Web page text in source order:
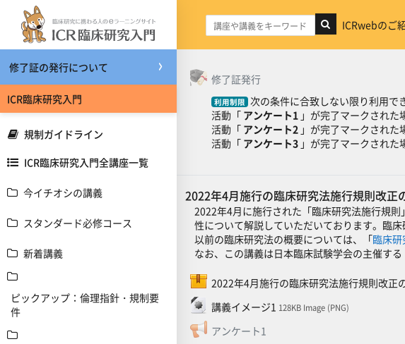
メインコンテンツへスキップする
修了証の発行について
ICR臨床研究入門
規制ガイドライン
ICR臨床研究入門全講座一覧
今イチオシの講義
スタンダード必修コース
新着講義
ピックアップ：倫理指針・規制要
件
ICRwebのご
トピックアウトライン
一般
修了証発行
利用制限 次の条件に合致しない限り利用で
活動「 アンケート1 」が完了マークされた
活動「 アンケート2 」が完了マークされた
活動「 アンケート3」が完了マークされた
2022年4月施行の臨床研究法施行規則改正
2022年4月に施行された「臨床研究法施行規
性について解説していただいております。臨
以前の臨床研究法の概要については、「臨床研
なお、この講義は日本臨床試験学会の主催す
2022年4月施行の臨床研究法施行規則改正
講義イメージ1ファイル128KB Image (PNG)
アンケート1